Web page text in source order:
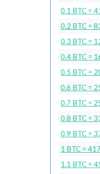
0.1 BTC =
0.2 BTC =
0.3 BTC =
0.4 BTC =
0.5 BTC =
0.6 BTC =
0.7 BTC =
0.8 BTC =
0.9 BTC =
1 BTC =
1.1 BTC =